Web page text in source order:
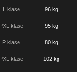
L klase 96 kg
PXL klase 95 kg
P klase 80 kg
PXL klase 102 kg